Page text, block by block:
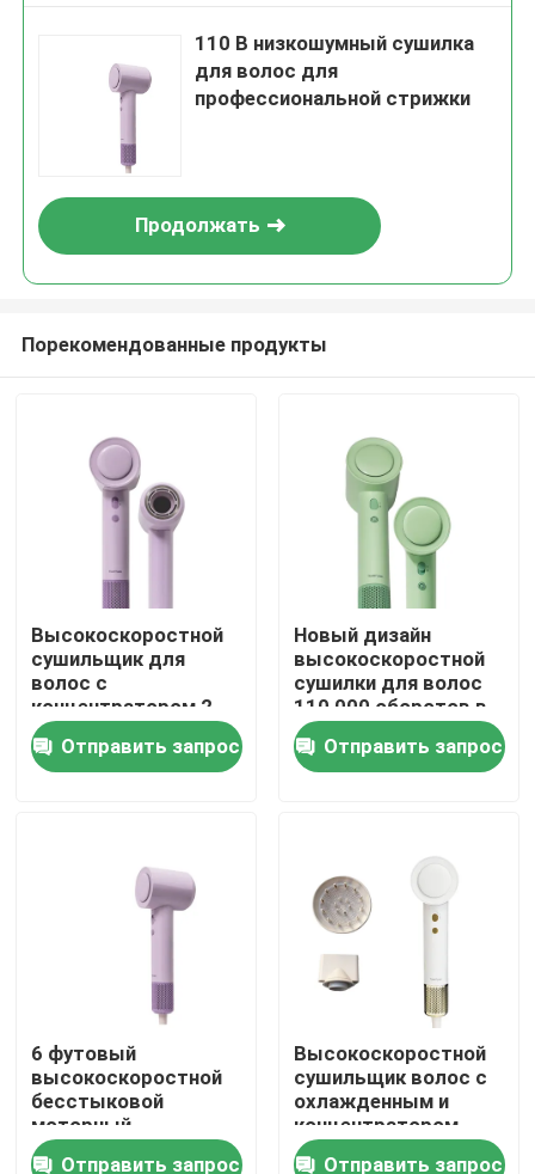
Продукты
Видео
110 В низкошумный сушилка
для волос для
профессиональной стрижки
Продолжать
Порекомендованные продукты
Высокоскоростной
сушильщик для
волос с
концентратором 2
года гарантии
Отправить запрос
Новый дизайн
высокоскоростной
сушилки для волос
110 000 оборотов в
минуту быстрая
сушка с 3
настройками тепла
Отправить запрос
6 футовый
высокоскоростной
бесстыковой
моторный
сушильщик волос
Отправить запрос
Высокоскоростной
сушильщик волос с
охлажденным и
концентратором
Отправить запрос